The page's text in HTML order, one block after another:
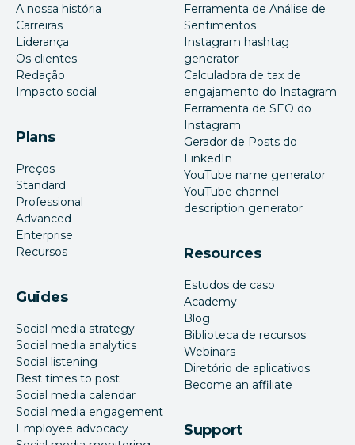
A nossa história
Carreiras
Liderança
Os clientes
Redação
Impacto social
Plans
Preços
Standard
Professional
Advanced
Enterprise
Recursos
Guides
Social media strategy
Social media analytics
Social listening
Best times to post
Social media calendar
Social media engagement
Employee advocacy
Ferramenta de Análise de
Sentimentos
Instagram hashtag
generator
Calculadora de tax de
engajamento do Instagram
Ferramenta de SEO do
Instagram
Gerador de Posts do
LinkedIn
YouTube name generator
YouTube channel
description generator
Resources
Estudos de caso
Academy
Blog
Biblioteca de recursos
Webinars
Diretório de aplicativos
Become an affiliate
Support